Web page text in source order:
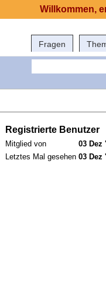
Fragen
Registrierte Benutzer
Mitglied von
03 Dez
Letztes Mal gesehen 03 Dez
Willkommen,